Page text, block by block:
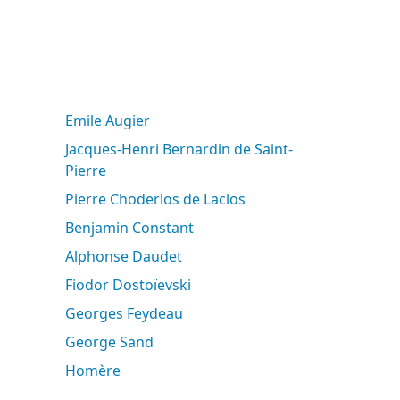
Emile Augier
Jacques-Henri Bernardin de Saint-
Pierre
Pierre Choderlos de Laclos
Benjamin Constant
Alphonse Daudet
Fiodor Dostoïevski
Georges Feydeau
George Sand
Homère